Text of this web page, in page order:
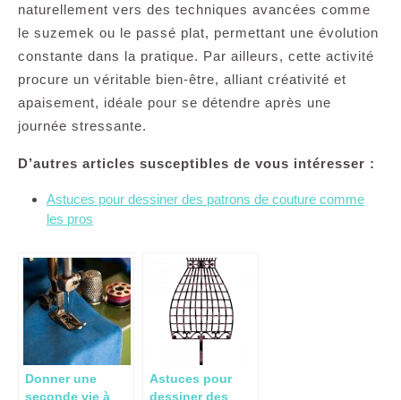
naturellement vers des techniques avancées comme
le suzemek ou le passé plat, permettant une évolution
constante dans la pratique. Par ailleurs, cette activité
procure un véritable bien-être, alliant créativité et
apaisement, idéale pour se détendre après une
journée stressante.
D’autres articles susceptibles de vous intéresser :
Astuces pour dessiner des patrons de couture comme
les pros
Donner une
seconde vie à
Astuces pour
dessiner des